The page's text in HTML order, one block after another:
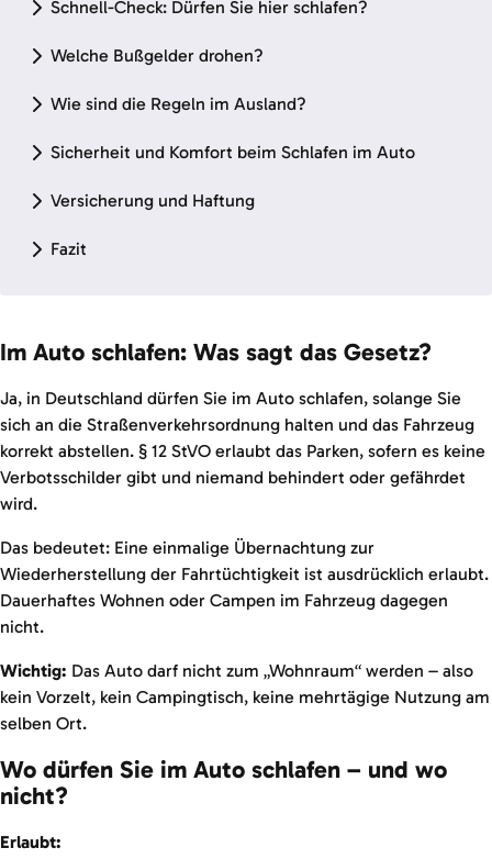
Schnell-Check: Dürfen Sie hier schlafen?
Welche Bußgelder drohen?
Wie sind die Regeln im Ausland?
Sicherheit und Komfort beim Schlafen im Auto
Versicherung und Haftung
Fazit
Im Auto schlafen: Was sagt das Gesetz?
Ja, in Deutschland dürfen Sie im Auto schlafen, solange Sie
sich an die Straßenverkehrsordnung halten und das Fahrzeug
korrekt abstellen. § 12 StVO erlaubt das Parken, sofern es keine
Verbotsschilder gibt und niemand behindert oder gefährdet
wird.
Das bedeutet: Eine einmalige Übernachtung zur
Wiederherstellung der Fahrtüchtigkeit ist ausdrücklich erlaubt.
Dauerhaftes Wohnen oder Campen im Fahrzeug dagegen
nicht.
Wichtig: Das Auto darf nicht zum „Wohnraum“ werden – also
kein Vorzelt, kein Campingtisch, keine mehrtägige Nutzung am
selben Ort.
Wo dürfen Sie im Auto schlafen – und wo
nicht?
Erlaubt: